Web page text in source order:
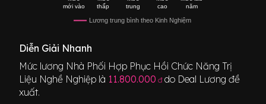
Lương trung bình theo Kinh Nghiệm
mới vào
thấp
trung
cao
năm
Diễn Giải Nhanh
Mức lương Nhà Phối Hợp Phục Hồi Chức Năng Trị
Liệu Nghề Nghiệp là 11.800.000 đdo Deal Lương đề
xuất.